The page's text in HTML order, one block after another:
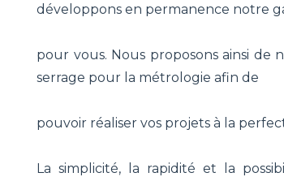
développons en permanence notre
pour vous. Nous proposons ainsi de
serrage pour la métrologie afin de
pouvoir réaliser vos projets à la
La simplicité, la rapidité et la